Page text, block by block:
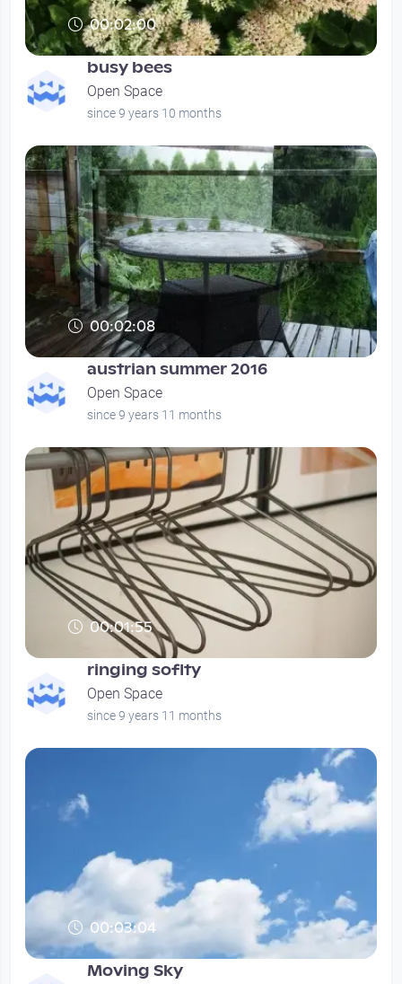
00:02:00
busy bees
Open Space
since 9 years 10 months
00:02:08
austrian summer 2016
Open Space
since 9 years 11 months
00:01:55
ringing soflty
Open Space
since 9 years 11 months
00:03:04
Moving Sky